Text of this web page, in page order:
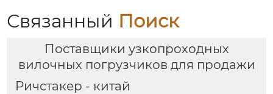
Связанный Поиск
Поставщики узкопроходных
вилочных погрузчиков для продажи
Ричстакер - китай